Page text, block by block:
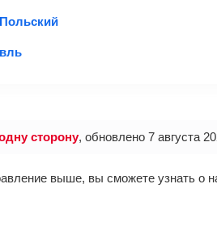
сторону, обновлено 7 августа
выше, вы сможете узнать о